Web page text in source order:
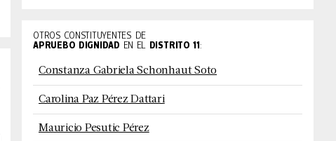
OTROS CONSTITUYENTES DE
APRUEBO DIGNIDAD EN EL DISTRITO11:
Constanza Gabriela Schonhaut Soto
Carolina Paz Pérez Dattari
Mauricio Pesutic Pérez